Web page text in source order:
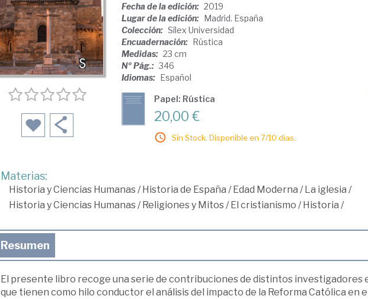
Fecha de la edición: 2019
Lugar de la edición: Madrid. España
Colección: Sílex Universidad
Encuadernación: Rústica
Medidas: 23 cm
Nº Pág.: 346
Idiomas: Español
Papel: Rústica
20,00 €
Sin Stock. Disponible en 7/10 días.
Materias:
Historia y Ciencias Humanas/Historia de España /Edad Moderna /La iglesia /
Historia y Ciencias Humanas/Religiones y Mitos/El cristianismo /Historia /
Resumen
El presente libro recoge una serie de contribuciones de distintos investigadores
que tienen como hilo conductor el análisis del impacto de la Reforma Católica